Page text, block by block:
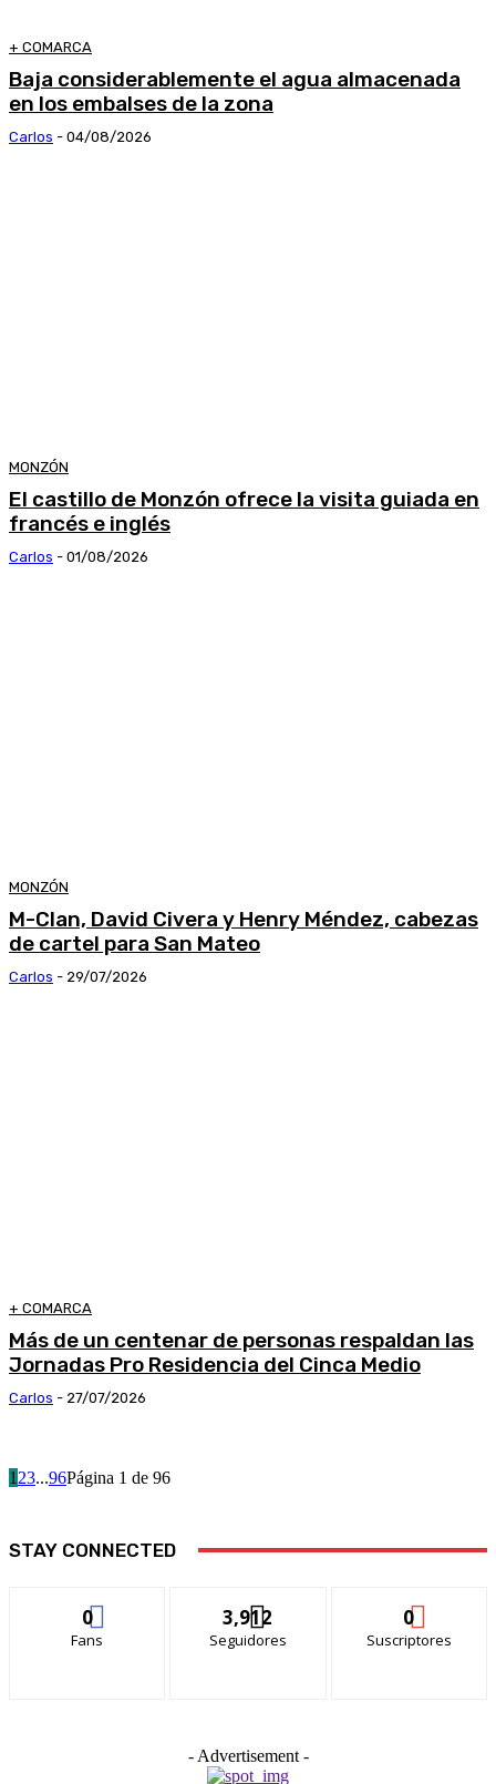
+ COMARCA
Baja considerablemente el agua almacenada
en los embalses de la zona
Carlos - 04/08/2026
MONZÓN
El castillo de Monzón ofrece la visita guiada en
francés e inglés
Carlos - 01/08/2026
MONZÓN
M-Clan, David Civera y Henry Méndez, cabezas
de cartel para San Mateo
Carlos - 29/07/2026
+ COMARCA
Más de un centenar de personas respaldan las
Jornadas Pro Residencia del Cinca Medio
Carlos - 27/07/2026
1 23...96Página 1 de 96
STAY CONNECTED
0
Fans
3,912
Seguidores
0
Suscriptores
- Advertisement -